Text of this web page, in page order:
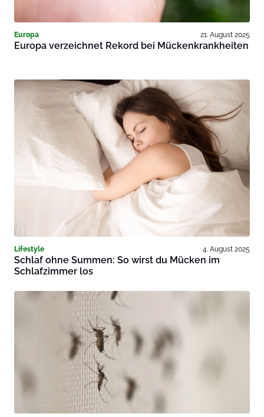
Europa 21. August 2025
Europa verzeichnet Rekord bei Mückenkrankheiten
Lifestyle 4. August 2025
Schlaf ohne Summen: So wirst du Mücken im
Schlafzimmer los